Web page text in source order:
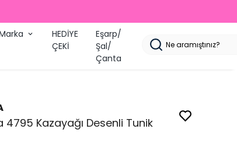
HEDİYE
ÇEKİ
Eşarp/
Şal/
Çanta
4795 Kazayağı Desenli Tunik